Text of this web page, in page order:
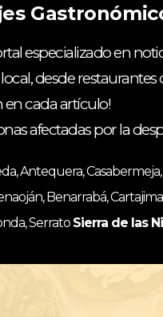
especializado en
desde
en cada artículo!
afectadas por la
Antequera,
Benarrabá,
Serrato Sierra de las